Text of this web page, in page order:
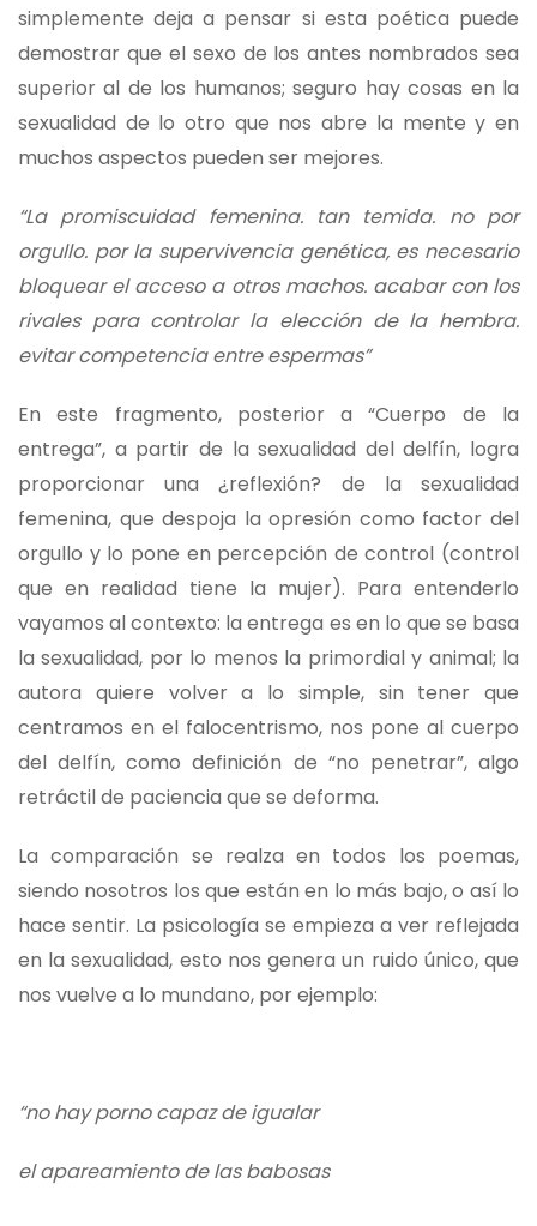
simplemente deja a pensar si esta poética puede
demostrar que el sexo de los antes nombrados sea
superior al de los humanos; seguro hay cosas en la
sexualidad de lo otro que nos abre la mente y en
muchos aspectos pueden ser mejores.
“La promiscuidad femenina. tan temida. no por
orgullo. por la supervivencia genética, es necesario
bloquear el acceso a otros machos. acabar con los
rivales para controlar la elección de la hembra.
evitar competencia entre espermas”
En este fragmento, posterior a “Cuerpo de la
entrega”, a partir de la sexualidad del delfín, logra
proporcionar una ¿reflexión? de la sexualidad
femenina, que despoja la opresión como factor del
orgullo y lo pone en percepción de control (control
que en realidad tiene la mujer). Para entenderlo
vayamos al contexto: la entrega es en lo que se basa
la sexualidad, por lo menos la primordial y animal; la
autora quiere volver a lo simple, sin tener que
centramos en el falocentrismo, nos pone al cuerpo
del delfín, como definición de “no penetrar”, algo
retráctil de paciencia que se deforma.
La comparación se realza en todos los poemas,
siendo nosotros los que están en lo más bajo, o así lo
hace sentir. La psicología se empieza a ver reflejada
en la sexualidad, esto nos genera un ruido único, que
nos vuelve a lo mundano, por ejemplo:
“no hay porno capaz de igualar
el apareamiento de las babosas